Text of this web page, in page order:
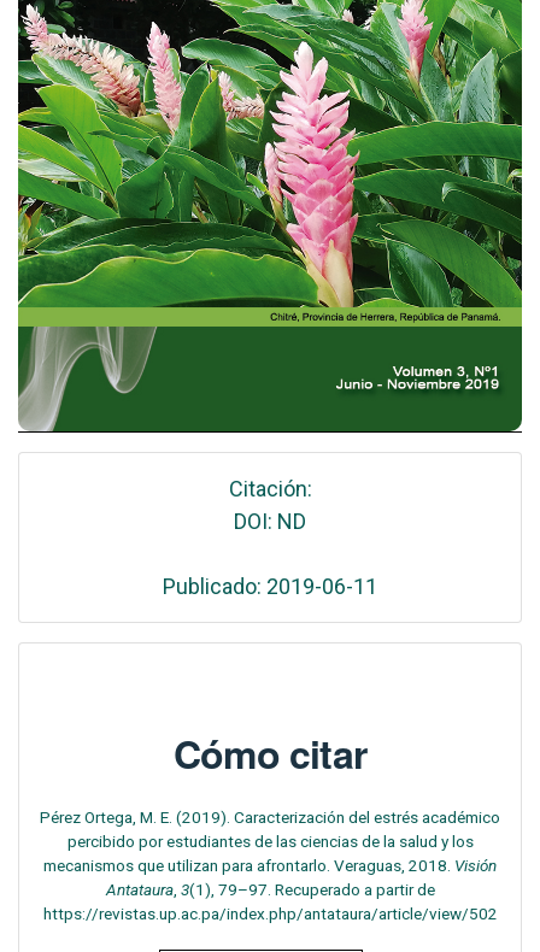
Citación:
DOI: ND
Publicado: 2019-06-11
Cómo citar
Pérez Ortega, M. E. (2019). Caracterización del estrés académico
percibido por estudiantes de las ciencias de la salud y los
mecanismos que utilizan para afrontarlo. Veraguas, 2018. Visión
Antataura, 3(1), 79–97. Recuperado a partir de
https://revistas.up.ac.pa/index.php/antataura/article/view/502